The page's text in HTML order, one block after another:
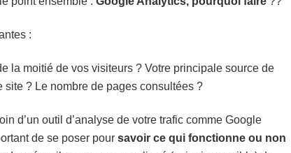
:
la moitié de vos visiteurs ? Votre principale source de
? Le nombre de pages consultées ?
d’un outil d’analyse de votre trafic comme Google
de se poser pour savoir ce qui fonctionne ou non